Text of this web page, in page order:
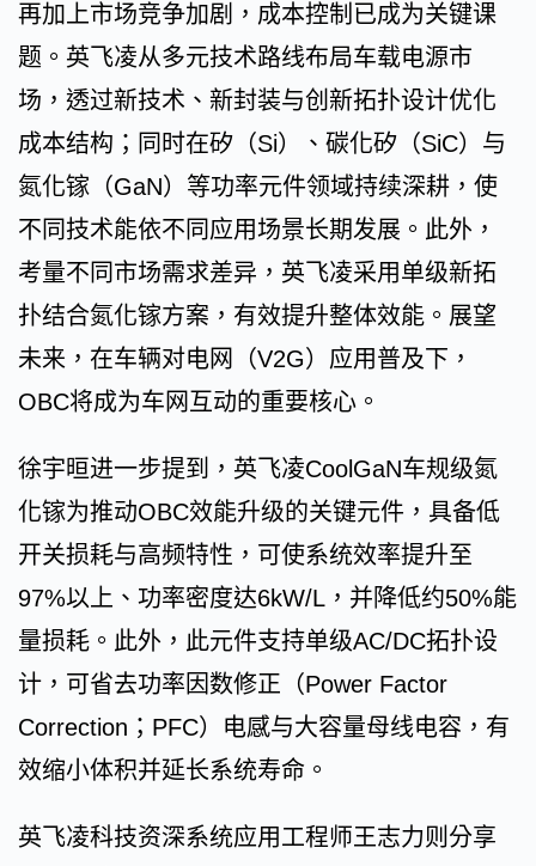
再加上市场竞争加剧，成本控制已成为关键课
题。英飞凌从多元技术路线布局车载电源市
场，透过新技术、新封装与创新拓扑设计优化
成本结构；同时在矽（Si）、碳化矽（SiC）与
氮化镓（GaN）等功率元件领域持续深耕，使
不同技术能依不同应用场景长期发展。此外，
考量不同市场需求差异，英飞凌采用单级新拓
扑结合氮化镓方案，有效提升整体效能。展望
未来，在车辆对电网（V2G）应用普及下，
OBC将成为车网互动的重要核心。
徐宇晅进一步提到，英飞凌CoolGaN车规级氮
化镓为推动OBC效能升级的关键元件，具备低
开关损耗与高频特性，可使系统效率提升至
97%以上、功率密度达6kW/L，并降低约50%能
量损耗。此外，此元件支持单级AC/DC拓扑设
计，可省去功率因数修正（Power Factor
Correction；PFC）电感与大容量母线电容，有
效缩小体积并延长系统寿命。
英飞凌科技资深系统应用工程师王志力则分享